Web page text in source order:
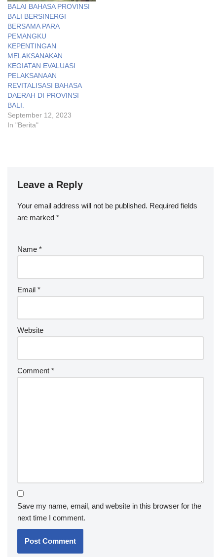
BALAI BAHASA PROVINSI
BALI BERSINERGI
BERSAMA PARA
PEMANGKU
KEPENTINGAN
MELAKSANAKAN
KEGIATAN EVALUASI
PELAKSANAAN
REVITALISASI BAHASA
DAERAH DI PROVINSI
BALI.
September 12, 2023
In "Berita"
Leave a Reply
Your email address will not be published. Required fields
are marked *
Name *
Email *
Website
Comment *
Save my name, email, and website in this browser for the
next time I comment.